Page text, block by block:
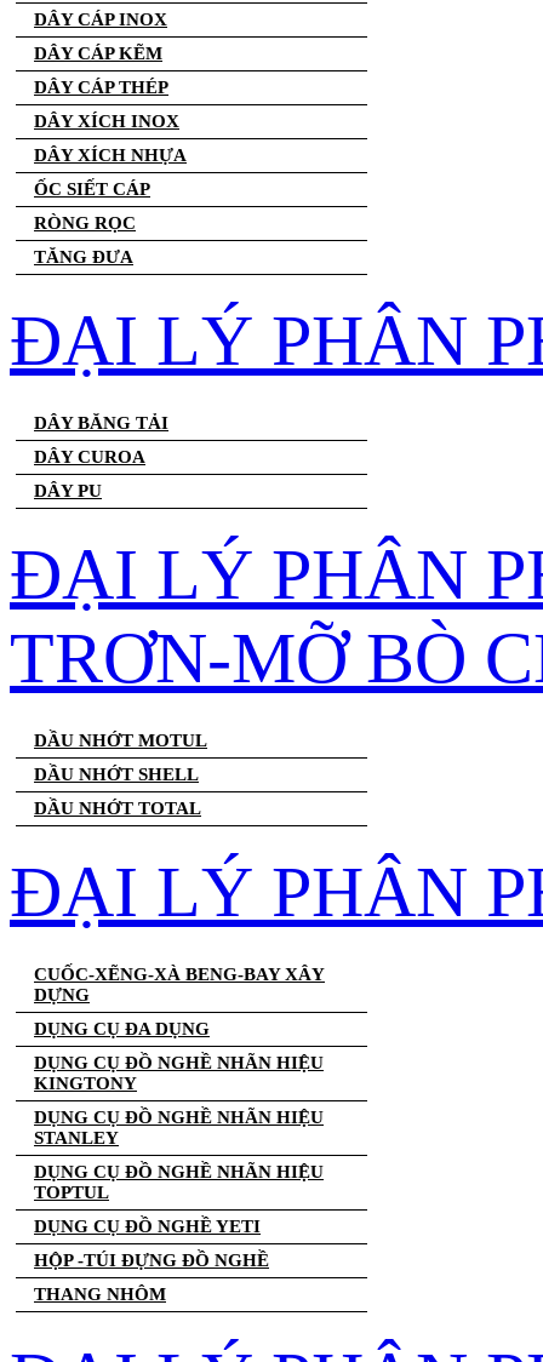
DÂY CÁP INOX
DÂY CÁP KẼM
DÂY CÁP THÉP
DÂY XÍCH INOX
DÂY XÍCH NHỰA
ỐC SIẾT CÁP
RÒNG RỌC
TĂNG ĐƯA
ĐẠI LÝ PHÂN
DÂY BĂNG TẢI
DÂY CUROA
DÂY PU
ĐẠI LÝ PHÂN
TRƠN-MỠ BÒ
DẦU NHỚT MOTUL
DẦU NHỚT SHELL
DẦU NHỚT TOTAL
ĐẠI LÝ PHÂN
CUỐC-XẼNG-XÀ BENG-BAY XÂY
DỰNG
DỤNG CỤ ĐA DỤNG
DỤNG CỤ ĐỒ NGHỀ NHÃN HIỆU
KINGTONY
DỤNG CỤ ĐỒ NGHỀ NHÃN HIỆU
STANLEY
DỤNG CỤ ĐỒ NGHỀ NHÃN HIỆU
TOPTUL
DỤNG CỤ ĐỒ NGHỀ YETI
HỘP -TÚI ĐỰNG ĐỒ NGHỀ
THANG NHÔM